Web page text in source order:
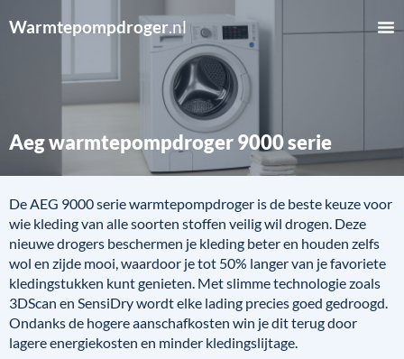
Warmtepompdroger.nl
Aeg warmtepompdroger 9000 serie
De AEG 9000 serie warmtepompdroger is de beste keuze voor
wie kleding van alle soorten stoffen veilig wil drogen. Deze
nieuwe drogers beschermen je kleding beter en houden zelfs
wol en zijde mooi, waardoor je tot 50% langer van je favoriete
kledingstukken kunt genieten. Met slimme technologie zoals
3DScan en SensiDry wordt elke lading precies goed gedroogd.
Ondanks de hogere aanschafkosten win je dit terug door
lagere energiekosten en minder kledingslijtage.